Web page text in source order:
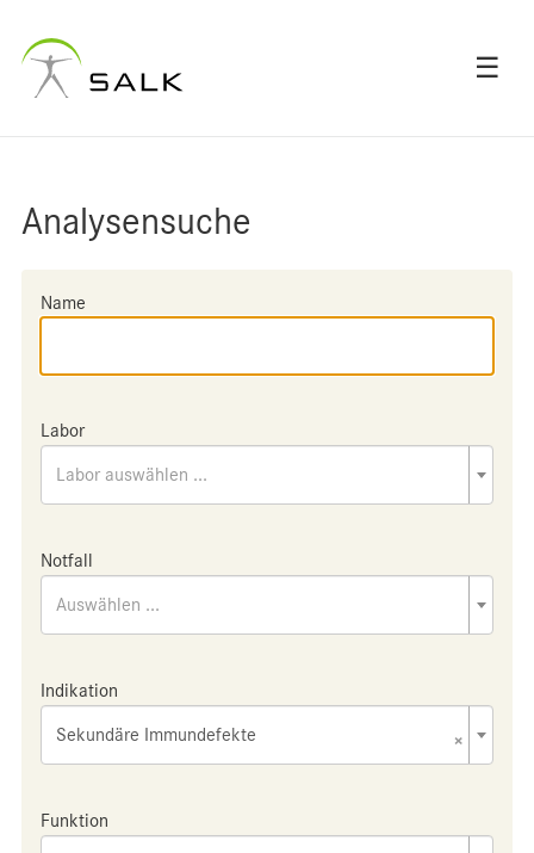
☰
Analysensuche
Name
Labor
Labor auswählen ...
Notfall
Auswählen ...
Indikation
×
Sekundäre Immundefekte
Funktion